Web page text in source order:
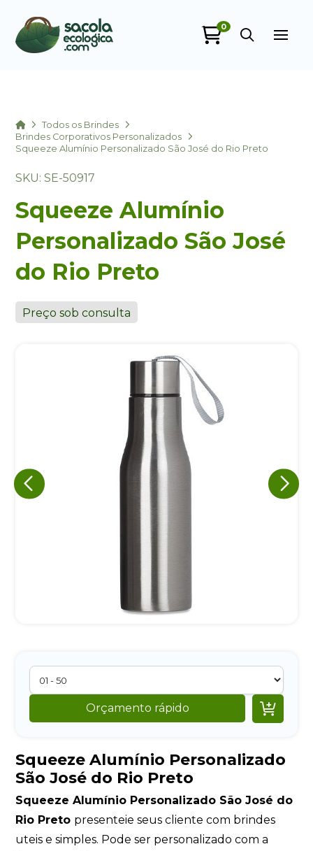
0
HomeTodos os Brindes
Brindes Corporativos Personalizados
Squeeze Alumínio Personalizado São José do Rio Preto
SKU: SE-50917
Squeeze Alumínio
Personalizado São José
do Rio Preto
Preço sob consulta
Orçamento rápido 
Squeeze Alumínio Personalizado
São José do Rio Preto
Squeeze Alumínio Personalizado São José do
Rio Preto presenteie seus cliente com brindes
uteis e simples. Pode ser personalizado com a
Eu concordo em receber comunicações.
A nossa empresa está comprometida a proteger e respeitar
sua privacidade, utilizaremos seus dados apenas para fins
de marketing. Você pode alterar suas preferências a
Iniciar conversa